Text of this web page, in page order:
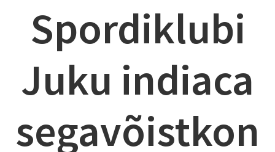
Spordiklubi
Juku indiaca
segavõistkon